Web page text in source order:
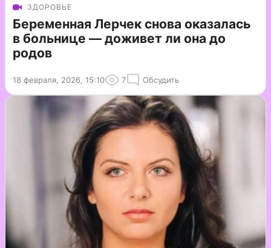
ЗДОРОВЬЕ
Беременная Лерчек снова оказалась
в больнице — доживет ли она до
родов
18 февраля, 2026, 15:10 7 Обсудить